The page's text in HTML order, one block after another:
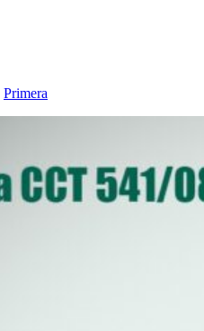
Primera